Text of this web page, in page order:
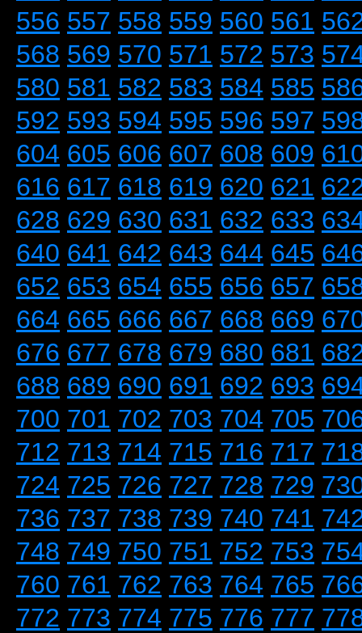
556 557 558 559 560 561
568 569 570 571 572 573
580 581 582 583 584 585
592 593 594 595 596 597
604 605 606 607 608 609
616 617 618 619 620 621
628 629 630 631 632 633
640 641 642 643 644 645
652 653 654 655 656 657
664 665 666 667 668 669
676 677 678 679 680 681
688 689 690 691 692 693
700 701 702 703 704 705
712 713 714 715 716 717
724 725 726 727 728 729
736 737 738 739 740 741
748 749 750 751 752 753
760 761 762 763 764 765
772 773 774 775 776 777